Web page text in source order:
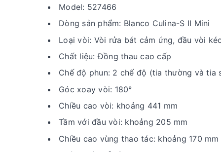
Model: 527466
Dòng sản phẩm: Blanco Culina-S II Mini
Loại vòi: Vòi rửa bát cảm ứng, đầu vòi
Chất liệu: Đồng thau cao cấp
Chế độ phun: 2 chế độ (tia thường và tia
Góc xoay vòi: 180°
Chiều cao vòi: khoảng 441 mm
Tầm với đầu vòi: khoảng 205 mm
Chiều cao vùng thao tác: khoảng 170 mm